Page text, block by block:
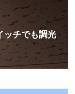
ッチでも調光